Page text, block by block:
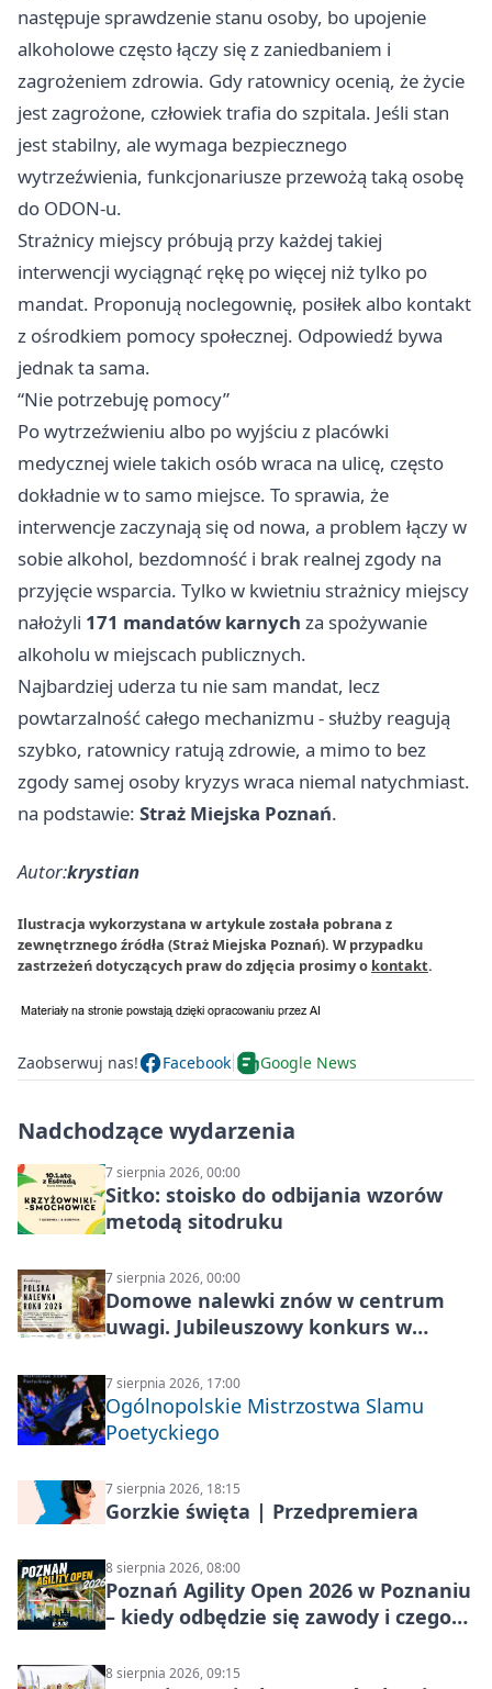
następuje sprawdzenie stanu osoby, bo upojenie
alkoholowe często łączy się z zaniedbaniem i
zagrożeniem zdrowia. Gdy ratownicy ocenią, że życie
jest zagrożone, człowiek trafia do szpitala. Jeśli stan
jest stabilny, ale wymaga bezpiecznego
wytrzeźwienia, funkcjonariusze przewożą taką osobę
do ODON-u.
Strażnicy miejscy próbują przy każdej takiej
interwencji wyciągnąć rękę po więcej niż tylko po
mandat. Proponują noclegownię, posiłek albo kontakt
z ośrodkiem pomocy społecznej. Odpowiedź bywa
jednak ta sama.
“Nie potrzebuję pomocy”
Po wytrzeźwieniu albo po wyjściu z placówki
medycznej wiele takich osób wraca na ulicę, często
dokładnie w to samo miejsce. To sprawia, że
interwencje zaczynają się od nowa, a problem łączy w
sobie alkohol, bezdomność i brak realnej zgody na
przyjęcie wsparcia. Tylko w kwietniu strażnicy miejscy
nałożyli 171 mandatów karnych za spożywanie
alkoholu w miejscach publicznych.
Najbardziej uderza tu nie sam mandat, lecz
powtarzalność całego mechanizmu - służby reagują
szybko, ratownicy ratują zdrowie, a mimo to bez
zgody samej osoby kryzys wraca niemal natychmiast.
na podstawie: Straż Miejska Poznań.
Autor:krystian
Ilustracja wykorzystana w artykule została pobrana z
zewnętrznego źródła (Straż Miejska Poznań). W przypadku
zastrzeżeń dotyczących praw do zdjęcia prosimy o kontakt.
Zaobserwuj nas! Facebook Google News
Nadchodzące wydarzenia
7 sierpnia 2026, 00:00
Sitko: stoisko do odbijania wzorów
metodą sitodruku
7 sierpnia 2026, 00:00
Domowe nalewki znów w centrum
uwagi. Jubileuszowy konkurs w
7 sierpnia 2026, 17:00
Ogólnopolskie Mistrzostwa Slamu
Poetyckiego
7 sierpnia 2026, 18:15
Gorzkie święta | Przedpremiera
8 sierpnia 2026, 08:00
Poznań Agility Open 2026 w Poznaniu
– kiedy odbędzie się zawody i czego
8 sierpnia 2026, 09:15